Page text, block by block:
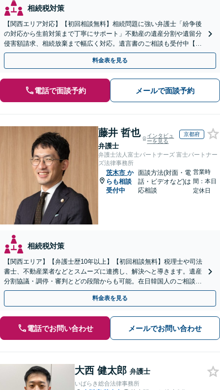
相続税対策
【関西エリア対応】【初回相談無料】相続問題に強い弁護士「紛争後
の対応から生前対策まで丁寧にサポート」不動産の遺産分割や遺留分
侵害額請求、相続放棄まで幅広く対応。遺言書のご相談も受付中【夜
間・休日面談可】【WEB面談】【完全個室】
料金表を見る
電話で面談予約 メールで面談予約
藤井 哲也
弁護士
インタビュ
ーを見る
京都府
弁護士法人富士パートナーズ 富士パートナー
ズ法律事務所
茨木市 か
らも相談
受付中
面談方法(対面・電
話・ビデオなど)は
応相談
営業時
間：本日
定休日
相続税対策
【関西エリア】【弁護士歴10年以上】【初回相談無料】税理士や司法
書士、不動産業者などとスムーズに連携し、解決へと導きます。遺産
分割協議・調停・審判とどの段階からも可能。在日韓国人のご相談も
対応しております【休日・夜間相談可】
料金表を見る
電話でお問い合わせ メールでお問い合わせ
大西 健太郎 弁護士
いばらき総合法律事務所